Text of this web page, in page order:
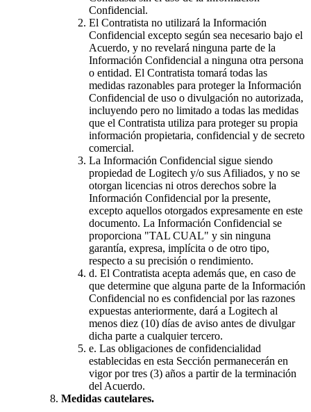
Confidencial.
El Contratista no utilizará la Información
Confidencial excepto según sea necesario bajo el
Acuerdo, y no revelará ninguna parte de la
Información Confidencial a ninguna otra persona
o entidad. El Contratista tomará todas las
medidas razonables para proteger la Información
Confidencial de uso o divulgación no autorizada,
incluyendo pero no limitado a todas las medidas
que el Contratista utiliza para proteger su propia
información propietaria, confidencial y de secreto
comercial.
La Información Confidencial sigue siendo
propiedad de Logitech y/o sus Afiliados, y no se
otorgan licencias ni otros derechos sobre la
Información Confidencial por la presente,
excepto aquellos otorgados expresamente en este
documento. La Información Confidencial se
proporciona "TAL CUAL" y sin ninguna
garantía, expresa, implícita o de otro tipo,
respecto a su precisión o rendimiento.
d. El Contratista acepta además que, en caso de
que determine que alguna parte de la Información
Confidencial no es confidencial por las razones
expuestas anteriormente, dará a Logitech al
menos diez (10) días de aviso antes de divulgar
dicha parte a cualquier tercero.
e. Las obligaciones de confidencialidad
establecidas en esta Sección permanecerán en
vigor por tres (3) años a partir de la terminación
del Acuerdo.
Medidas cautelares.